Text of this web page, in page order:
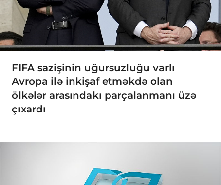
FIFA sazişinin uğursuzluğu varlı
Avropa ilə inkişaf etməkdə olan
ölkələr arasındakı parçalanmanı üzə
çıxardı